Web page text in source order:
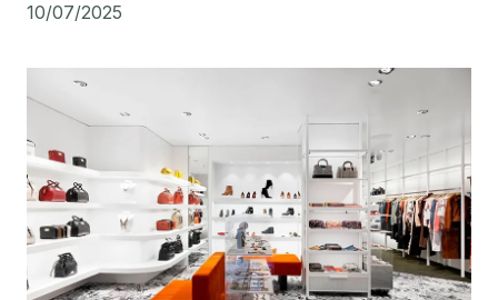
10/07/2025